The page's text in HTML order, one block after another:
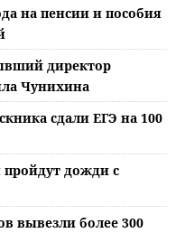
на пенсии и пособия
директор
Чунихина
сдали ЕГЭ на 100
пройдут дожди с
вывезли более 300